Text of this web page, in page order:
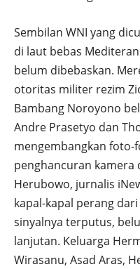
Sembilan WNI yang
di laut bebas
belum dibebaskan.
otoritas militer rezim
Bambang Noroyono
Andre Prasetyo dan
mengembangkan foto-
penghancuran kamera
Herubowo, jurnalis
kapal-kapal perang
sinyalnya terputus,
lanjutan. Keluarga
Wirasanu, Asad Aras,